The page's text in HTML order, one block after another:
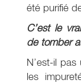
été purifié
C’est le
de tomber
N’est-il
les